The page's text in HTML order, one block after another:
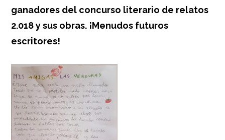
ganadores del concurso literario de relatos
2.018 y sus obras. ¡Menudos futuros
escritores!